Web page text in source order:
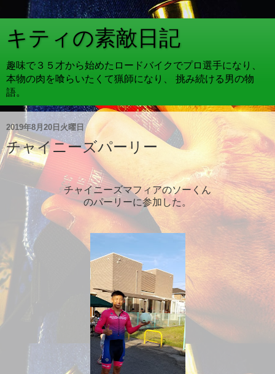
キティの素敵日記
趣味で３５才から始めたロードバイクでプロ選手になり、
本物の肉を喰らいたくて猟師になり、 挑み続ける男の物
語。
2019年8月20日火曜日
チャイニーズパーリー
チャイニーズマフィアのソーくん
のパーリーに参加した。